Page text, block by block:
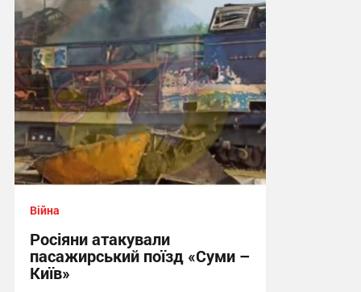
12:59 вчора
Війна
Росіяни атакували
пасажирський поїзд «Суми –
Київ»